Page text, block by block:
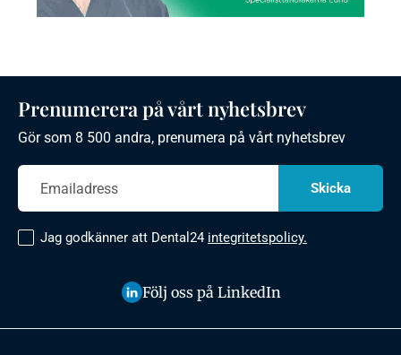
Prenumerera på vårt nyhetsbrev
Gör som 8 500 andra, prenumera på vårt nyhetsbrev
Jag godkänner att Dental24 integritetspolicy.
Följ oss på LinkedIn